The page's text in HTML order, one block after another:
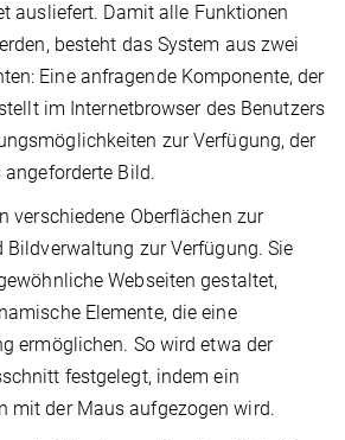
ausliefert. Damit alle Funktionen
besteht das System aus zwei
Eine anfragende Komponente, der
im Internetbrowser des Benutzers
zur Verfügung, der
Bild.
verschiedene Oberflächen zur
Bildverwaltung zur Verfügung. Sie
Webseiten gestaltet,
Elemente, die eine
ermöglichen. So wird etwa der
festgelegt, indem ein
mit der Maus aufgezogen wird.